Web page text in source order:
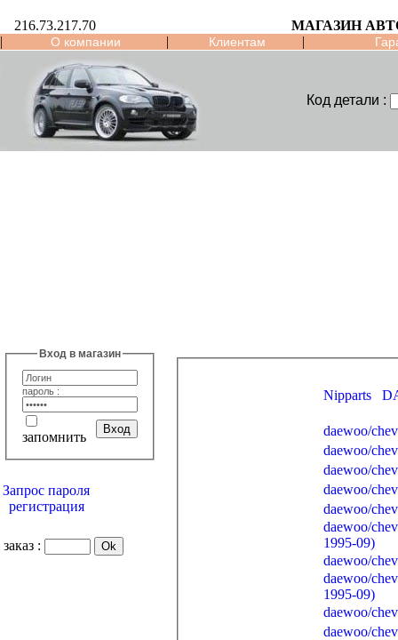
216.73.217.70
МАГАЗИН
|
О компании | Клиентам |
Код детали :
Вход в магазин
пароль :
запомнить
Запрос пароля
регистрация
заказ :
Nipparts
daewoo/
1995-09)
daewoo/
1995-09)